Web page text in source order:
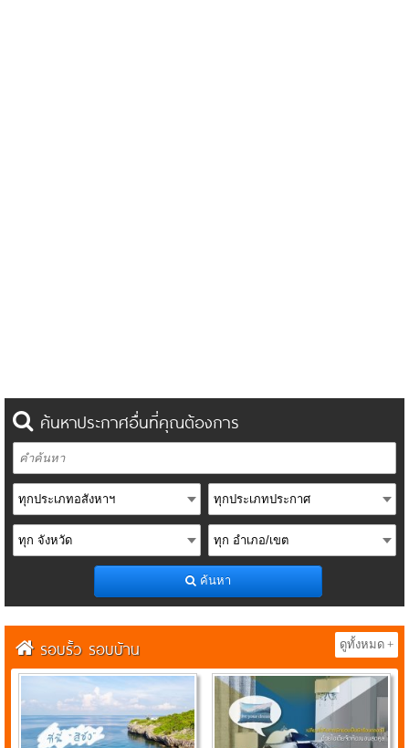
ค้นหาประกาศอื่นที่คุณต้องการ
ค้นหา
รอบรั้ว รอบบ้าน ดูทั้งหมด +